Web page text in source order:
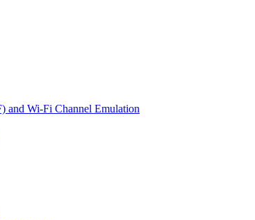
and Wi-Fi Channel Emulation